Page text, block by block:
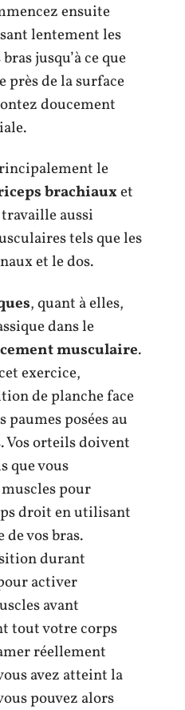
ensuite
lentement les
jusqu’à ce que
de la surface
doucement
le
brachiauxet
aussi
tels que les
et le dos.
, quant à elles,
dans le
musculaire.
exercice,
de planche face
paumes posées au
Vos orteils doivent
que vous
pour
droit en utilisant
vos bras.
durant
activer
avant
tout votre corps
réellement
avez atteint la
pouvez alors